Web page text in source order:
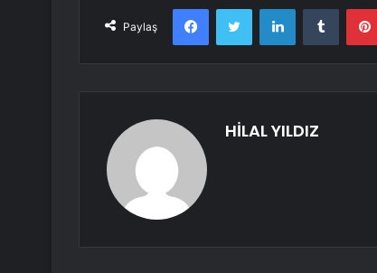
Paylaş
FacebookTwitter LinkedInTumblr
HİLAL YILDIZ